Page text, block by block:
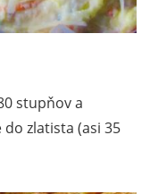
stupňov a
do zlatista (asi 35